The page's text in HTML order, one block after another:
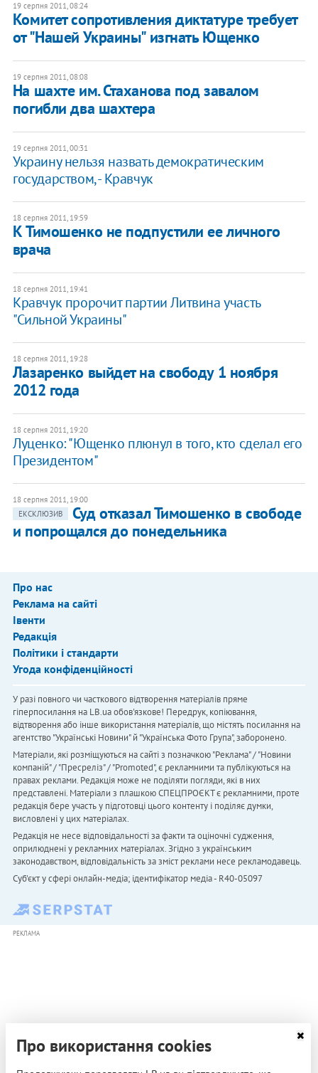
19 серпня 2011, 08:24
Комитет сопротивления диктатуре требует
от "Нашей Украины" изгнать Ющенко
19 серпня 2011, 08:08
На шахте им. Стаханова под завалом
погибли два шахтера
19 серпня 2011, 00:31
Украину нельзя назвать демократическим
государством, - Кравчук
18 серпня 2011, 19:59
К Тимошенко не подпустили ее личного
врача
18 серпня 2011, 19:41
Кравчук пророчит партии Литвина участь
"Сильной Украины"
18 серпня 2011, 19:28
Лазаренко выйдет на свободу 1 ноября
2012 года
18 серпня 2011, 19:20
Луценко: "Ющенко плюнул в того, кто сделал его
Президентом"
18 серпня 2011, 19:00
ЕКСКЛЮЗИВ
Суд отказал Тимошенко в свободе
и попрощался до понедельника
Про нас
Реклама на сайті
Івенти
Редакція
Політики і стандарти
Угода конфіденційності
У разі повного чи часткового відтворення матеріалів пряме
гіперпосилання на LB.ua обов'язкове! Передрук, копіювання,
відтворення або інше використання матеріалів, що містять посилання на
агентство "Українськi Новини" й "Українська Фото Група", заборонено.
Матеріали, які розміщуються на сайті з позначкою "Реклама" / "Новини
компаній" / "Пресреліз" / "Promoted", є рекламними та публікуються на
правах реклами. Редакція може не поділяти погляди, які в них
представлені. Матеріали з плашкою СПЕЦПРОЄКТ є рекламними, проте
редакція бере участь у підготовці цього контенту і поділяє думки,
висловлені у цих матеріалах.
Редакція не несе відповідальності за факти та оціночні судження,
оприлюднені у рекламних матеріалах. Згідно з українським
законодавством, відповідальність за зміст реклами несе рекламодавець.
Cуб'єкт у сфері онлайн-медіа; ідентифікатор медіа - R40-05097
РЕКЛАМА
Про використання cookies